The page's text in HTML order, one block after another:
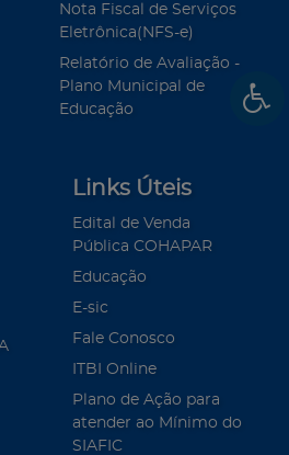
Nota Fiscal de Serviços
Eletrônica(NFS-e)
Relatório de Avaliação -
Plano Municipal de
Educação
Links Úteis
Edital de Venda
Pública COHAPAR
Educação
E-sic
Fale Conosco
ITBI Online
Plano de Ação para
atender ao Mínimo do
SIAFIC